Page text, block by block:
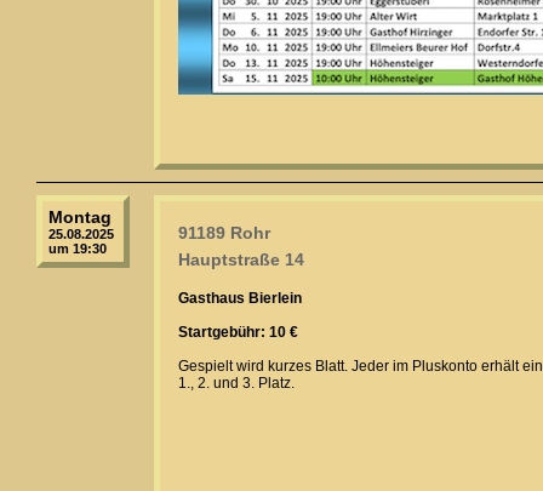
Montag
25.08.2025
um 19:30
91189 Rohr
Hauptstraße 14
Gasthaus Bierlein
Startgebühr: 10 €
Gespielt wird kurzes Blatt. Jeder im Pluskonto erhält
1., 2. und 3. Platz.